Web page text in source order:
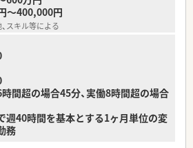
～400,000円
スキル等による
超の場合45分、実働8時間超の場合
週40時間を基本とする1ヶ月単位の変
務